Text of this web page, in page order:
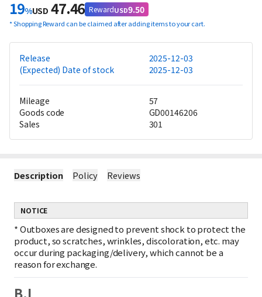
19%USD 47.46 RewardUSD9.50
*Shopping Reward can be claimed after adding items to your cart.
Release
2025-12-03
(Expected) Date of stock
2025-12-03
Mileage
57
Goods code
GD00146206
Sales
301
Description Policy Reviews
NOTICE
*Outboxes are designed to prevent shock to protect the
product, so scratches, wrinkles, discoloration, etc. may
occur during packaging/delivery, which cannot be a
reason for exchange.
B.I